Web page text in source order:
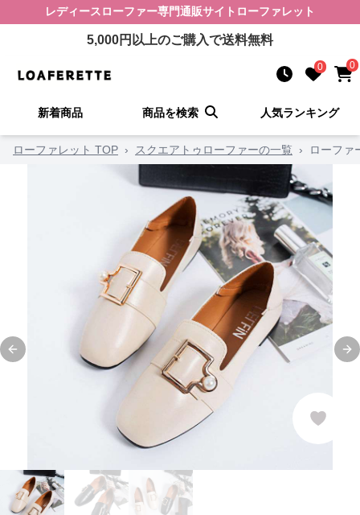
レディースローファー専門通販サイト ローファレット
5,000円以上のご購入で送料無料
0 0
新着商品 商品を検索 人気ランキング
ローファレット TOP › スクエアトゥローファーの一覧 › ローファ
Previous slide